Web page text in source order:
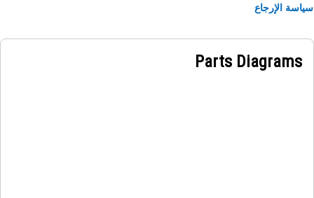
الإرجاع
Parts Diagrams